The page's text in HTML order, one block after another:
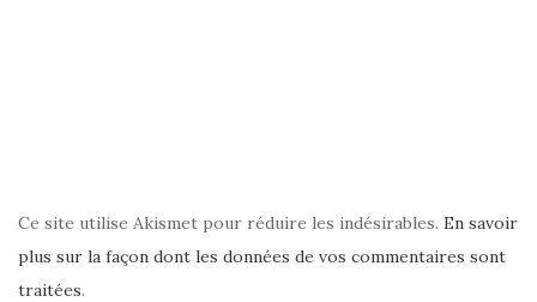
Ce site utilise Akismet pour réduire les indésirables. En savoir
plus sur la façon dont les données de vos commentaires sont
traitées.